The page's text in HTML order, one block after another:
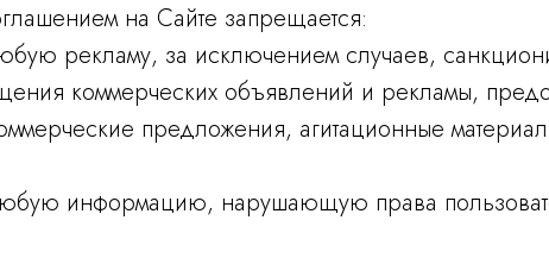
на Сайте запрещается:
рекламу, за исключением случаев,
коммерческих объявлений и рекламы,
предложения, агитационные
информацию, нарушающую права